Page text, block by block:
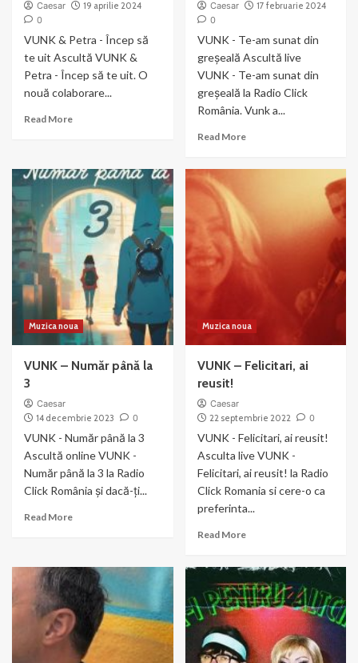
Caesar
19 aprilie 2024
0
VUNK & Petra - Încep să
te uit Ascultă VUNK &
Petra - Încep să te uit. O
nouă colaborare...
Read MoreRead
&
Petra
–
Încep
uit
Caesar
17 februarie 2024
0
VUNK - Te-am sunat din
greșeală Ascultă live
VUNK - Te-am sunat din
greșeală la Radio Click
România. Vunk a...
Read MoreRead
Te-
am
sunat
din
Muzica noua
VUNK – Număr până la
3
Caesar
14 decembrie 2023
0
VUNK - Număr până la 3
Ascultă online VUNK -
Număr până la 3 la Radio
Click România și dacă-ți...
Read MoreRead
Număr
la
3
Muzica noua
VUNK – Felicitari, ai
reusit!
Caesar
22 septembrie 2022
0
VUNK - Felicitari, ai reusit!
Asculta live VUNK -
Felicitari, ai reusit! la Radio
Click Romania si cere-o ca
preferinta...
Read MoreRead
–
Felicitari,
reusit!